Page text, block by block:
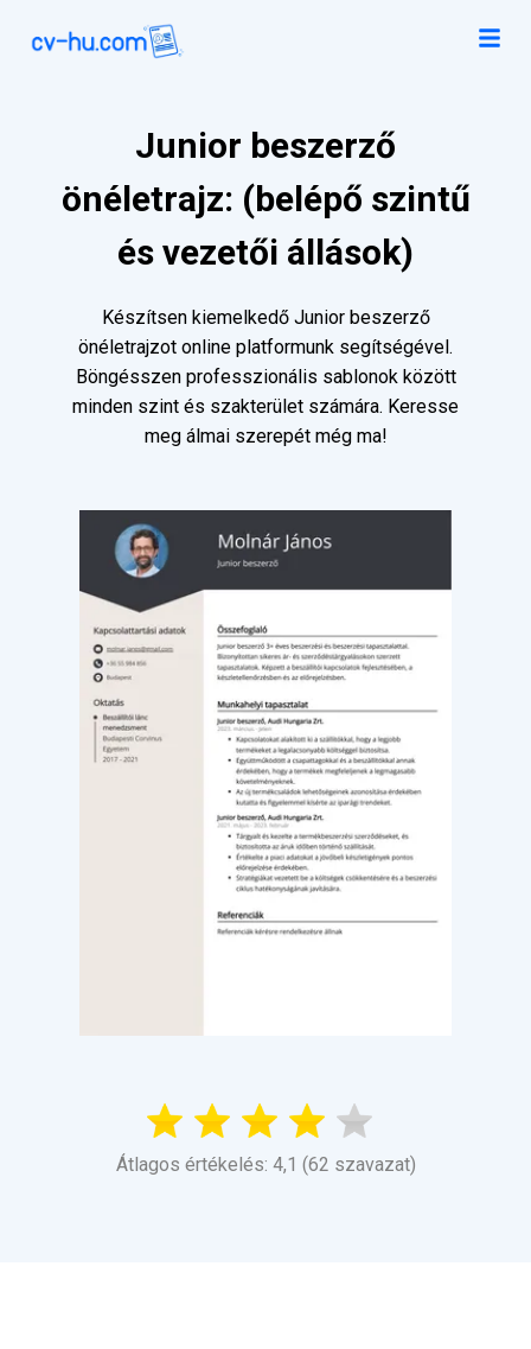
Junior beszerző
önéletrajz: (belépő szintű
és vezetői állások)
Készítsen kiemelkedő Junior beszerző
önéletrajzot online platformunk segítségével.
Böngésszen professzionális sablonok között
minden szint és szakterület számára. Keresse
meg álmai szerepét még ma!
Átlagos értékelés: 4,1 (62 szavazat)